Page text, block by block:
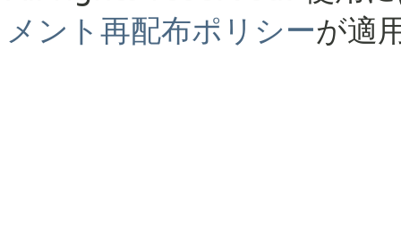
メント再配布ポリシーが適